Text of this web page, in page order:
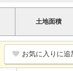
土地面積
お気に入りに追